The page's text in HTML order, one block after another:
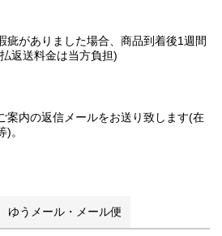
疵がありました場合、商品到着後1週間
返送料金は当方負担)
案内の返信メールをお送り致します(在
。
ゆうメール・メール便